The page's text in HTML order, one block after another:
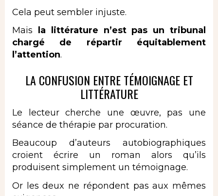
Cela peut sembler injuste.
Mais
la littérature n’est pas un tribunal
chargé de répartir équitablement
l’attention.
LA CONFUSION ENTRE TÉMOIGNAGE ET
LITTÉRATURE
Le lecteur cherche une œuvre, pas une
séance de thérapie par procuration.
Beaucoup d’auteurs autobiographiques
croient écrire un roman alors qu’ils
produisent simplement un témoignage.
Or les deux ne répondent pas aux mêmes